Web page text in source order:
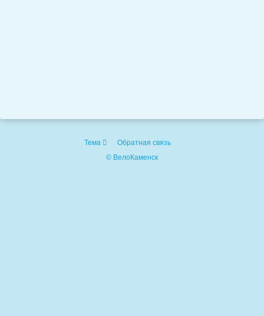
Тема
Обратная связь
© ВелоКаменск